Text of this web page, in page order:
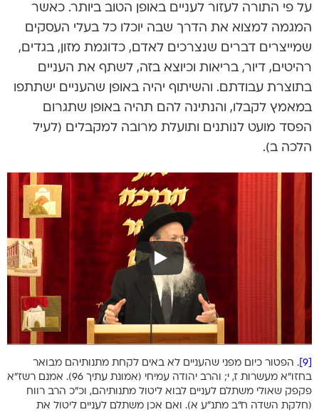
על פי התורה לעזור לעניים באופן הטוב ביותר. כאשר
המגמה למצוא את הדרך שבה יוכלו כל בעלי העסקים
שמייצרים דברים שנצרכים לאדם, כדוגמת מזון, בגדים,
רהיטים, דיור, בריאות וכיוצא בזה, לשתף את העניים
בתוצרת עבודתם. והשיתוף יהיה באופן שהעניים ישתתפו
במאמץ לקבלו, והנתינה להם תהיה באופן שתגרום
הפסד מועט לנותנים ותועלת מרובה למקבלים (לעיל
הלכה ב).
. הפטור כיום מפני שהעניים לא באים לקחת מתנותיהם מבואר
בחזו”א מעשרות ז, י; והרב יהודה עמיחי (אמונת עתיך 96). אמנם רשז”א
פקפק שאולי משתלם לעניים לבוא ליטול מתנותיהם, וכ”כ הרב רווח
(חלקת השדה ח”ב מתנ”ע א). ואם אכן משתלם לעניים ליטול את